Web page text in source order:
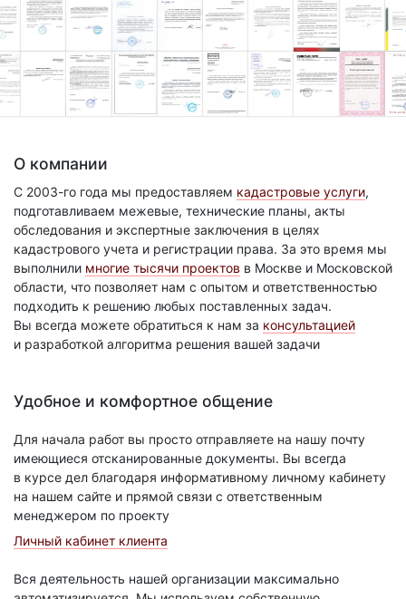
О компании
С 2003-го года мы предоставляем кадастровые услуги,
подготавливаем межевые, технические планы, акты
обследования и экспертные заключения в целях
кадастрового учета и регистрации права. За это время мы
выполнили многие тысячи проектов в Москве и Московской
области, что позволяет нам с опытом и ответственностью
подходить к решению любых поставленных задач.
Вы всегда можете обратиться к нам за консультацией
и разработкой алгоритма решения вашей задачи
Удобное и комфортное общение
Для начала работ вы просто отправляете на нашу почту
имеющиеся отсканированные документы. Вы всегда
в курсе дел благодаря информативному личному кабинету
на нашем сайте и прямой связи с ответственным
менеджером по проекту
Личный кабинет клиента
Вся деятельность нашей организации максимально